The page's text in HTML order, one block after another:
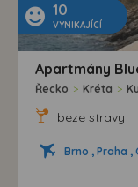
10
VYNIKAJÍCÍ
Apartmány
Řecko > Kréta >
beze stravy
Brno , Praha ,